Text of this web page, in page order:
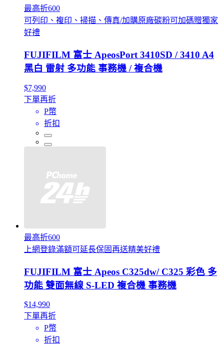
最高折600
可列印、複印、掃描、傳真/加購原廠碳粉可加碼贈獨家
好禮
FUJIFILM 富士 ApeosPort 3410SD / 3410 A4
黑白 雷射 多功能 事務機 / 複合機
$7,990
下單再折
P幣
折扣
最高折600
上網登錄滿額可延長保固再送精美好禮
FUJIFILM 富士 Apeos C325dw/ C325 彩色 多
功能 雙面無線 S-LED 複合機 事務機
$14,990
下單再折
P幣
折扣